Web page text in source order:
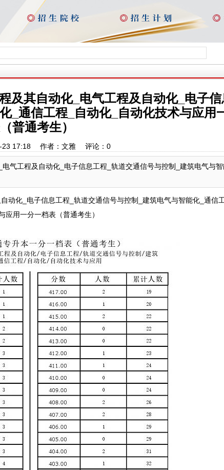
及其自动化_电气工程及自动化_电子信
_通信工程_自动化_自动化技术与应用
普通考生）
23 17:18 作者：文雅 评论： 0
气工程及自动化_电子信息工程_轨道交通信号与控制_建筑电气与
动化_电子信息工程_轨道交通信号与控制_建筑电气与智能化_通信工
应用一分一档表（普通考生）